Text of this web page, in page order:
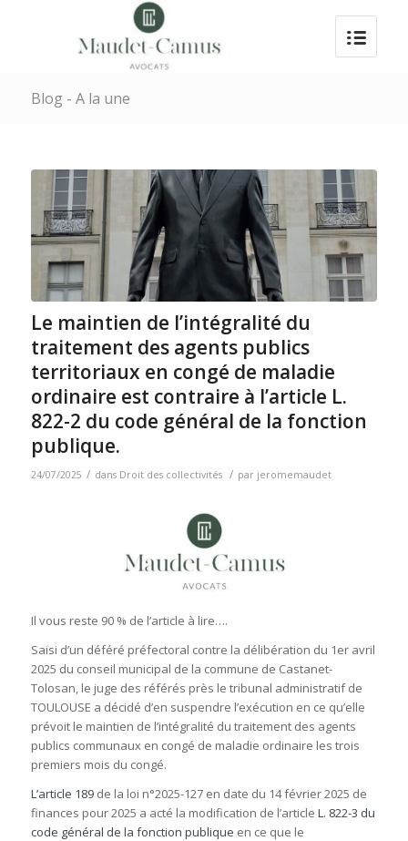
Blog - A la une
Le maintien de l’intégralité du
traitement des agents publics
territoriaux en congé de maladie
ordinaire est contraire à l’article L.
822-2 du code général de la fonction
publique.
24/07/2025 / dans Droit des collectivités / par jeromemaudet
Il vous reste 90 % de l’article à lire….
Saisi d’un déféré préfectoral contre la délibération du 1er avril
2025 du conseil municipal de la commune de Castanet-
Tolosan, le juge des référés près le tribunal administratif de
TOULOUSE a décidé d’en suspendre l’exécution en ce qu’elle
prévoit le maintien de l’intégralité du traitement des agents
publics communaux en congé de maladie ordinaire les trois
premiers mois du congé.
L’article 189de la loi n°2025-127 en date du 14 février 2025 de
finances pour 2025 a acté la modification de l’article L. 822-3 du
code général de la fonction publique en ce que le